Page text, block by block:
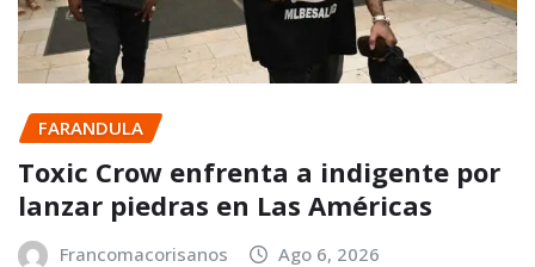
FARANDULA
Toxic Crow enfrenta a indigente por
lanzar piedras en Las Américas
Francomacorisanos Ago 6, 2026